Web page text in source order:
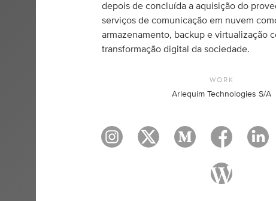
depois de concluída a aquisição do
serviços de comunicação em nuvem
armazenamento, backup e virtualização
transformação digital da sociedade.
WORK
Arlequim Technologies S/A